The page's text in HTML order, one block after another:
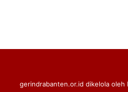
gerindrabanten.or.id dikelola oleh